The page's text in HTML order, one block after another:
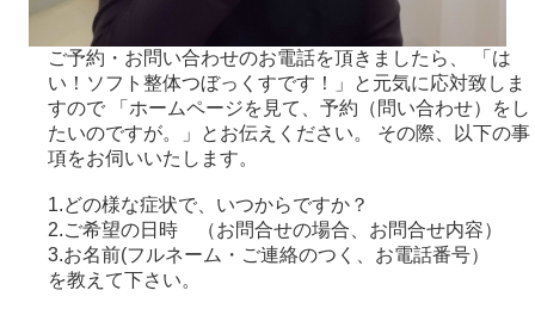
ご予約・お問い合わせのお電話を頂きましたら、 「は
い！ソフト整体つぼっくすです！」と元気に応対致しま
すので 「ホームページを見て、予約（問い合わせ）をし
たいのですが。」とお伝えください。 その際、以下の事
項をお伺いいたします。
1.どの様な症状で、いつからですか？
2.ご希望の日時 （お問合せの場合、お問合せ内容）
3.お名前(フルネーム・ご連絡のつく、お電話番号）
を教えて下さい。